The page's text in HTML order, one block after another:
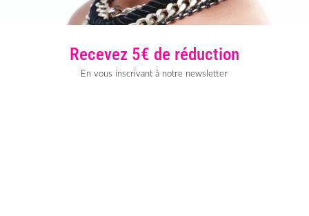
Recevez 5€ de réduction
En vous inscrivant à notre newsletter